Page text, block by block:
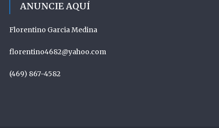
ANUNCIE AQUÍ
Florentino Garcia Medina
florentino4682@yahoo.com
(469) 867-4582